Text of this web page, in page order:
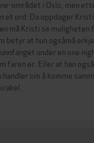
området i Oslo, men
et ord. Da oppdager
må Kristi se muligheten
betyr at hun ogsåmå
under en one
faren er. Eller at han også
om å komme